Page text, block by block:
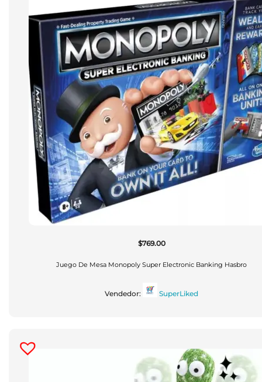
$769.00
Juego De Mesa Monopoly Super Electronic Banking Hasbro
Vendedor: SuperLiked